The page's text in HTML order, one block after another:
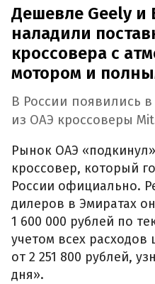
Дешевле Geely и
наладили
кроссовера с
мотором и
В России появились
из ОАЭ кроссоверы
Рынок ОАЭ
кроссовер, который
России официально.
дилеров в Эмиратах
1 600 000 рублей по
учетом всех расходов
от 2 251 800 рублей,
дня».